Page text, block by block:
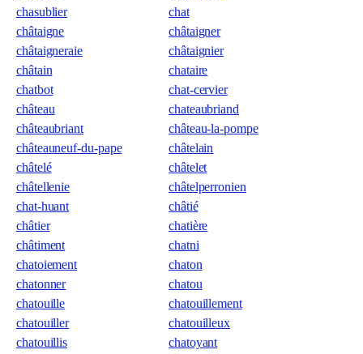
chasublier
chat
châtaigne
châtaigner
châtaigneraie
châtaignier
châtain
chataire
chatbot
chat-cervier
château
chateaubriand
châteaubriant
château-la-pompe
châteauneuf-du-pape
châtelain
châtelé
châtelet
châtellenie
châtelperronien
chat-huant
châtié
châtier
chatière
châtiment
chatni
chatoiement
chaton
chatonner
chatou
chatouille
chatouillement
chatouiller
chatouilleux
chatouillis
chatoyant